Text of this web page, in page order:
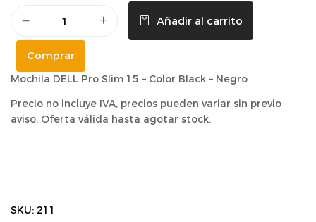
Añadir al carrito
Comprar
Mochila DELL Pro Slim 15 – Color Black – Negro
Precio no incluye IVA, precios pueden variar sin previo
aviso. Oferta válida hasta agotar stock.
SKU: 211